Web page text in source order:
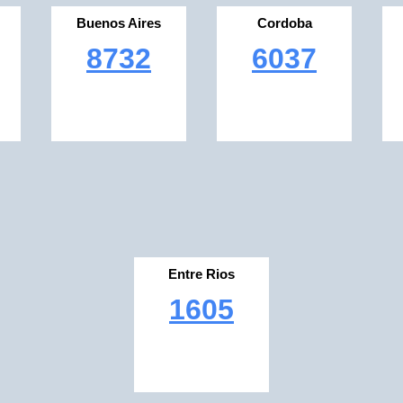
Buenos Aires
8732
Cordoba
6037
Entre Rios
1605